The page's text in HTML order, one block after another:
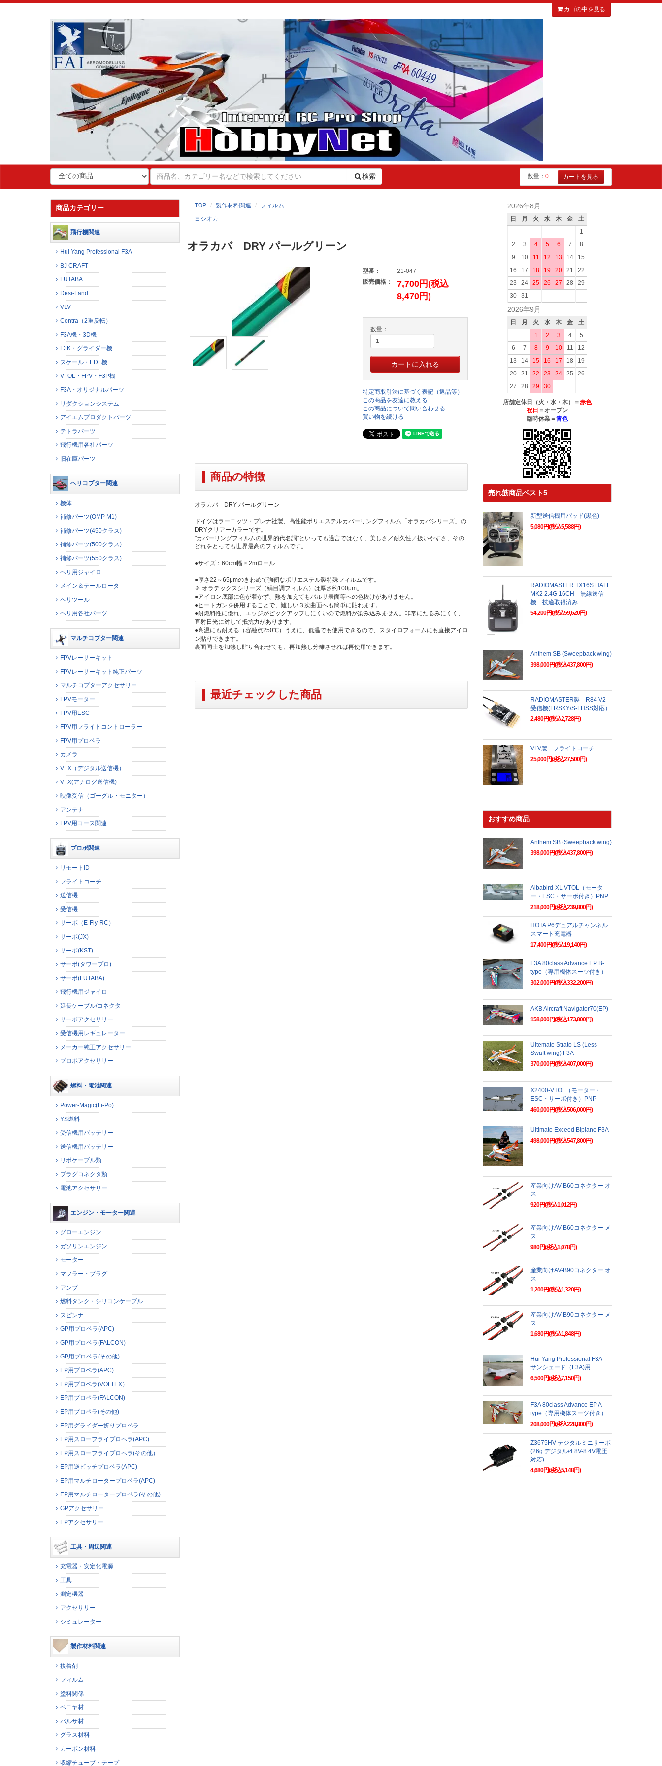
カゴの中を見る
検索 数量： 0 カートを見る
TOP 製作材料関連
フィルム
ヨシオカ
オラカバ DRY パールグリーン
型番：
21-047
販売価格：
7,700円(税込
8,470円)
数量：
特定商取引法に基づく表記（返品等）
この商品を友達に教える
この商品について問い合わせる
買い物を続ける
商品の特徴
オラカバ DRY パールグリーン
ドイツはラーニッツ・プレナ社製、高性能ポリエステルカバーリングフィルム「オラカバシリーズ」の
DRYクリアーカラーです。
"カバーリングフィルムの世界的代名詞"といっても過言ではなく、美しさ／耐久性／扱いやすさ、その
どれをとっても世界最高のフィルムです。
●サイズ：60cm幅 × 2mロール
●厚さ22～65μmのきわめて強靭なポリエステル製特殊フィルムです。
※ オラテックスシリーズ（絹目調フィルム）は厚さ約100μm。
●アイロン底部に色が着かず、熱を加えてもバルサ表面等への色抜けがありません。
●ヒートガンを併用することで、難しい３次曲面へも簡単に貼れます。
●耐燃料性に優れ、エッジがピックアップしにくいので燃料が染み込みません。非常にたるみにくく、
直射日光に対して抵抗力があります。
●高温にも耐える（容融点250℃）うえに、低温でも使用できるので、スタイロフォームにも直接アイロ
ン貼りできます。
裏面同士を加熱し貼り合わせても、再加熱し分離させれば再使用できます。
最近チェックした商品
商品カテゴリー
飛行機関連
Hui Yang Professional F3A
BJ CRAFT
FUTABA
Desi-Land
VLV
Contra（2重反転）
F3A機・3D機
F3K・グライダー機
スケール・EDF機
VTOL・FPV・F3P機
F3A・オリジナルパーツ
リダクションシステム
アイエムプロダクトパーツ
テトラパーツ
飛行機用各社パーツ
旧在庫パーツ
ヘリコプター関連
機体
補修パーツ(OMP M1)
補修パーツ(450クラス)
補修パーツ(500クラス)
補修パーツ(550クラス)
ヘリ用ジャイロ
メイン＆テールロータ
ヘリツール
ヘリ用各社パーツ
マルチコプター関連
FPVレーサーキット
FPVレーサーキット純正パーツ
マルチコプターアクセサリー
FPVモーター
FPV用ESC
FPV用フライトコントローラー
FPV用プロペラ
カメラ
VTX（デジタル送信機）
VTX(アナログ送信機)
映像受信（ゴーグル・モニター）
アンテナ
FPV用コース関連
プロポ関連
リモートID
フライトコーチ
送信機
受信機
サーボ（E-Fly-RC）
サーボ(JX)
サーボ(KST)
サーボ(タワープロ)
サーボ(FUTABA)
飛行機用ジャイロ
延長ケーブル/コネクタ
サーボアクセサリー
受信機用レギュレーター
メーカー純正アクセサリー
プロポアクセサリー
燃料・電池関連
Power-Magic(Li-Po)
YS燃料
受信機用バッテリー
送信機用バッテリー
リポケーブル類
プラグコネクタ類
電池アクセサリー
エンジン・モーター関連
グローエンジン
ガソリンエンジン
モーター
マフラー・プラグ
アンプ
燃料タンク・シリコンケーブル
スピンナ
GP用プロペラ(APC)
GP用プロペラ(FALCON)
GP用プロペラ(その他)
EP用プロペラ(APC)
EP用プロペラ(VOLTEX）
EP用プロペラ(FALCON)
EP用プロペラ(その他)
EP用グライダー折りプロペラ
EP用スローフライプロペラ(APC)
EP用スローフライプロペラ(その他）
EP用逆ピッチプロペラ(APC)
EP用マルチロータープロペラ(APC)
EP用マルチロータープロペラ(その他)
GPアクセサリー
EPアクセサリー
工具・周辺関連
充電器・安定化電源
工具
測定機器
アクセサリー
シミュレーター
製作材料関連
接着剤
フィルム
塗料関係
ベニヤ材
バルサ材
グラス材料
カーボン材料
収縮チューブ・テープ
2026年8月
日 月 火 水 木 金
土
1
2
3 4 5 6 7
8
9
10 11 12 13 14
15
16
17 18 19 20 21
22
23
24 25 26 27 28
29
30
31
2026年9月
日 月 火 水 木 金
土
1
2 3 4
5
6
7 8 9 10 11
12
13
14 15 16 17 18
19
20
21 22 23 24 25
26
27
28 29 30
店舗定休日（火・水・木）＝赤色
祝日 ＝オープン
臨時休業＝青色
売れ筋商品ベスト5
新型送信機用パッド(黒色)
5,080円(税込5,588円)
RADIOMASTER TX16S HALL
MK2 2.4G 16CH 無線送信
機 技適取得済み
54,200円(税込59,620円)
Anthem SB (Sweepback wing)
398,000円(税込437,800円)
RADIOMASTER製 R84 V2
受信機(FRSKY/S-FHSS対応）
2,480円(税込2,728円)
VLV製 フライトコーチ
25,000円(税込27,500円)
おすすめ商品
Anthem SB (Sweepback wing)
398,000円(税込437,800円)
Albabird-XL VTOL（モータ
ー・ESC・サーボ付き）PNP
218,000円(税込239,800円)
HOTA P6デュアルチャンネル
スマート充電器
17,400円(税込19,140円)
F3A 80class Advance EP B-
type（専用機体スーツ付き）
302,000円(税込332,200円)
AKB Aircraft Navigator70(EP)
158,000円(税込173,800円)
Ultemate Strato LS (Less
Swaft wing) F3A
370,000円(税込407,000円)
X2400-VTOL（モーター・
ESC・サーボ付き）PNP
460,000円(税込506,000円)
Ultimate Exceed Biplane F3A
498,000円(税込547,800円)
産業向けAV-B60コネクター オ
ス
920円(税込1,012円)
産業向けAV-B60コネクター メ
ス
980円(税込1,078円)
産業向けAV-B90コネクター オ
ス
1,200円(税込1,320円)
産業向けAV-B90コネクター メ
ス
1,680円(税込1,848円)
Hui Yang Professional F3A
サンシェード（F3A)用
6,500円(税込7,150円)
F3A 80class Advance EP A-
type（専用機体スーツ付き）
208,000円(税込228,800円)
Z3675HV デジタルミニサーボ
(26g デジタル/4.8V-8.4V電圧
対応)
4,680円(税込5,148円)